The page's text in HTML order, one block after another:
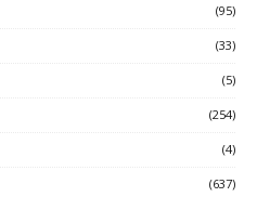
(95)
(33)
(5)
(254)
(4)
(637)